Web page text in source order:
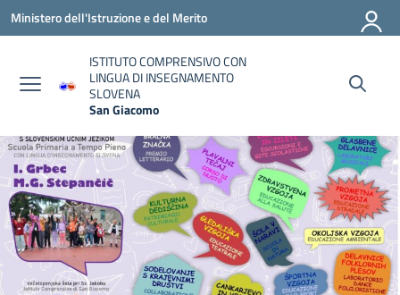
Vai ai contenuti
Vai al menu di navigazione
Vai al footer
Ministero dell'Istruzione e del Merito
ISTITUTO COMPRENSIVO CON
LINGUA DI INSEGNAMENTO
SLOVENA
San Giacomo